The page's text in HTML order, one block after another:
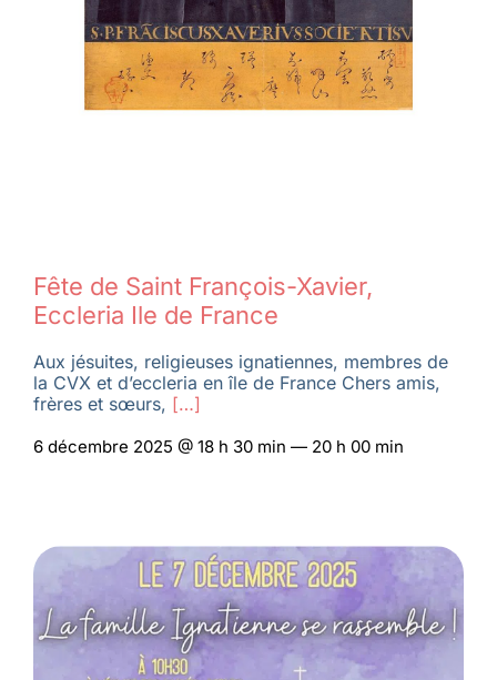
Fête de Saint François-Xavier,
Eccleria Ile de France
Aux jésuites, religieuses ignatiennes, membres de
la CVX et d’eccleria en île de France Chers amis,
frères et sœurs, […]
6 décembre 2025 @ 18 h 30 min — 20 h 00 min